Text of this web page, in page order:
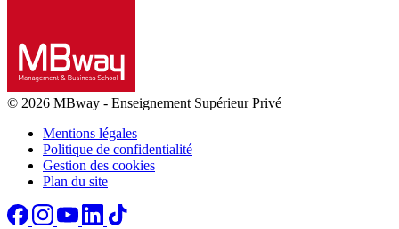
© 2026 MBway - Enseignement Supérieur Privé
Mentions légales
Politique de confidentialité
Gestion des cookies
Plan du site